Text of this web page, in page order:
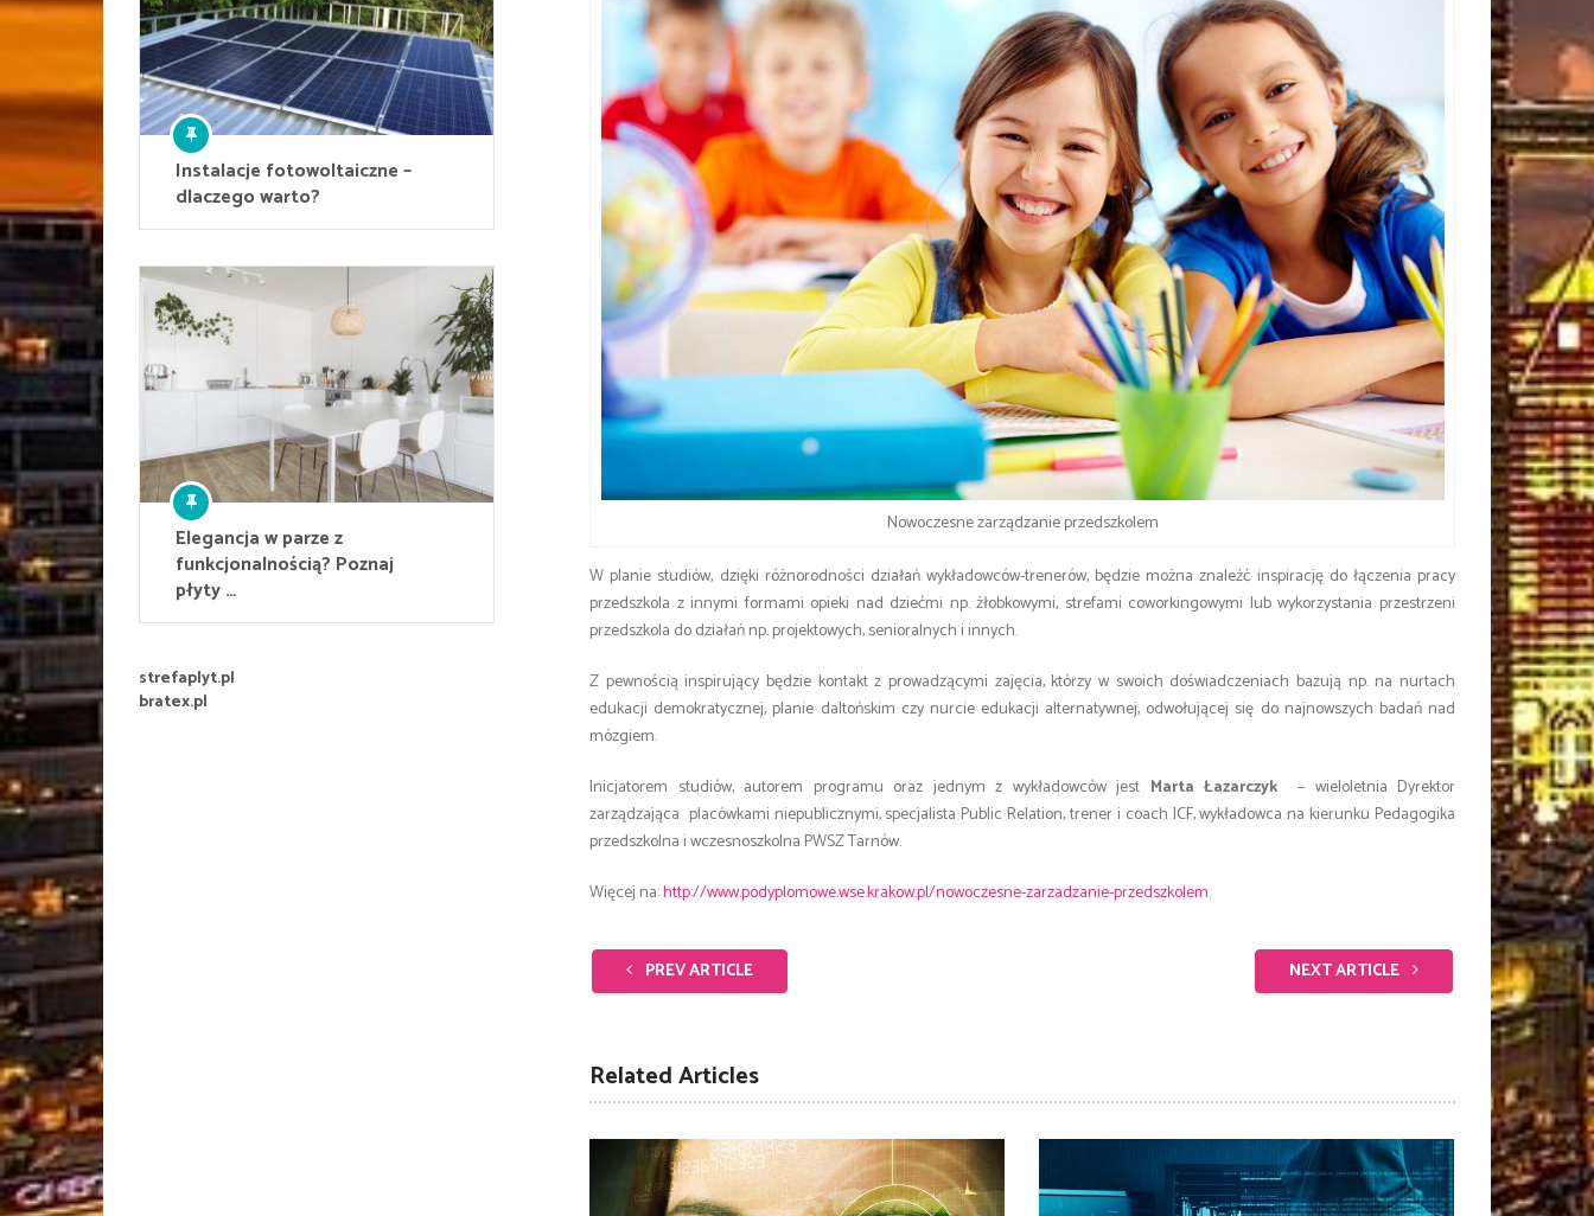
Nowoczesne zarządzanie przedszkolem
W planie studiów, dzięki różnorodności działań wykładowców-trenerów, będzie można znaleźć inspirację do łączenia pracy
przedszkola z innymi formami opieki nad dziećmi np. żłobkowymi, strefami coworkingowymi lub wykorzystania przestrzeni
przedszkola do działań np. projektowych, senioralnych i innych.
Z pewnością inspirujący będzie kontakt z prowadzącymi zajęcia, którzy w swoich doświadczeniach bazują np. na nurtach
edukacji demokratycznej, planie daltońskim czy nurcie edukacji alternatywnej, odwołującej się do najnowszych badań nad
mózgiem.
Inicjatorem studiów, autorem programu oraz jednym z wykładowców jest Marta Łazarczyk – wieloletnia Dyrektor
zarządzająca placówkami niepublicznymi, specjalista Public Relation, trener i coach ICF, wykładowca na kierunku Pedagogika
przedszkolna i wczesnoszkolna PWSZ Tarnów.
Więcej na:http://www.podyplomowe.wse.krakow.pl/nowoczesne-zarzadzanie-przedszkolem.
PREV ARTICLE NEXT ARTICLE
Related Articles
Instalacje fotowoltaiczne –
dlaczego warto?
Elegancja w parze z
funkcjonalnością? Poznaj
płyty …
strefaplyt.pl
bratex.pl